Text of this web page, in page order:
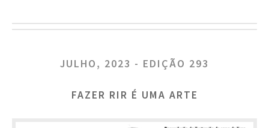
JULHO, 2023 - EDIÇÃO 293
FAZER RIR É UMA ARTE